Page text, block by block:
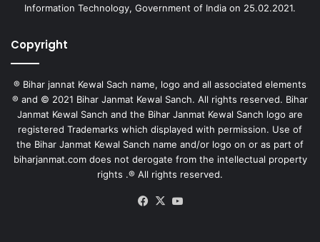
Information Technology, Government of India on 25.02.2021.
Copyright
® Bihar jannat Kewal Sach name, logo and all associated elements
® and © 2021 Bihar Janmat Kewal Sanch. All rights reserved. Bihar
Janmat Kewal Sanch and the Bihar Janmat Kewal Sanch logo are
registered Trademarks which displayed with permission. Use of
the Bihar Janmat Kewal Sanch name and/or logo on or as part of
biharjanmat.com does not derogate from the intellectual property
rights .® All rights reserved.
Facebook
X